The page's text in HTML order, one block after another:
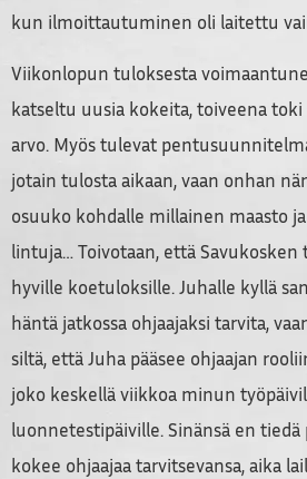
kun ilmoittautuminen oli laitettu
Viikonlopun tuloksesta
katseltu uusia kokeita, toiveena toki
arvo. Myös tulevat
jotain tulosta aikaan, vaan onhan
osuuko kohdalle millainen maasto
lintuja… Toivotaan, että Savukosken
hyville koetuloksille. Juhalle kyllä
häntä jatkossa ohjaajaksi tarvita,
siltä, että Juha pääsee ohjaajan
joko keskellä viikkoa minun
luonnetestipäiville. Sinänsä en tiedä
kokee ohjaajaa tarvitsevansa, aika